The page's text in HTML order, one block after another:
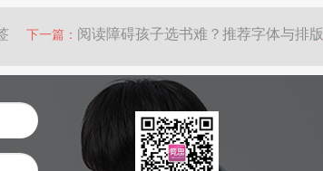
下一篇： 阅读障碍孩子选书难？推荐字体与排版技巧